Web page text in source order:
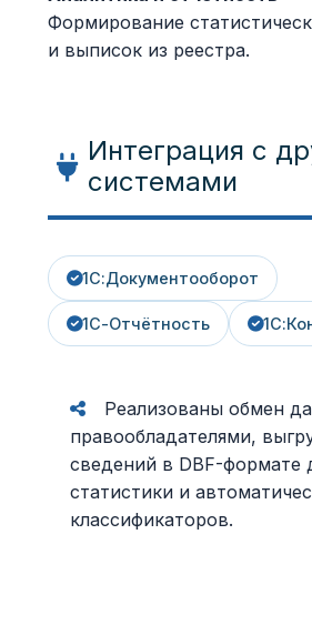
Формирование
и выписок из реестра.
Интеграция с
системами
1С:Документооборот
1С-Отчётность
Реализованы обмен
правообладателями,
сведений в DBF-формате
статистики и
классификаторов.